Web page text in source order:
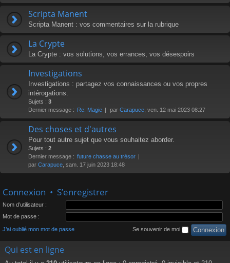
Scripta Manent
Scripta Manent : vos commentaires sur la rubrique
La Crypte
La Crypte : vos solutions, vos errances, vos désespoirs
Investigations
Investigations : partagez vos connaissances ou vos propres
intérogations.
Sujets : 3
Dernier message : Re: Magie par Carapuce , ven. 12 mai 2023 08:27
Des choses et d'autres
Pour tout autre sujet que vous souhaitez aborder.
Sujets : 2
Dernier message : future chasse au trésor
par Carapuce , sam. 17 juin 2023 18:48
Connexion • S’enregistrer
Nom d’utilisateur :
Mot de passe :
J’ai oublié mon mot de passe Se souvenir de moi
Qui est en ligne